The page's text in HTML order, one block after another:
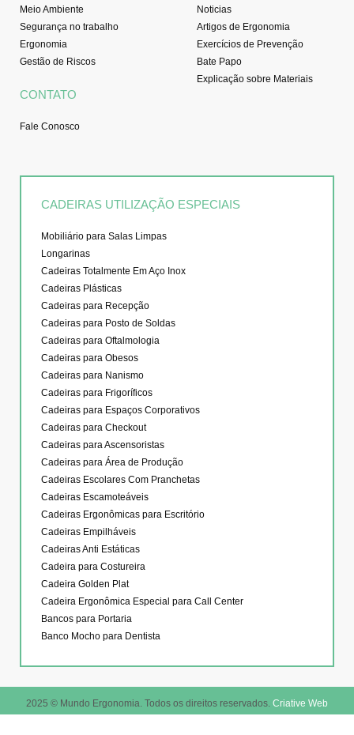
Meio Ambiente
Segurança no trabalho
Ergonomia
Gestão de Riscos
CONTATO
Fale Conosco
Noticias
Artigos de Ergonomia
Exercícios de Prevenção
Bate Papo
Explicação sobre Materiais
CADEIRAS UTILIZAÇÃO ESPECIAIS
Mobiliário para Salas Limpas
Longarinas
Cadeiras Totalmente Em Aço Inox
Cadeiras Plásticas
Cadeiras para Recepção
Cadeiras para Posto de Soldas
Cadeiras para Oftalmologia
Cadeiras para Obesos
Cadeiras para Nanismo
Cadeiras para Frigoríficos
Cadeiras para Espaços Corporativos
Cadeiras para Checkout
Cadeiras para Ascensoristas
Cadeiras para Área de Produção
Cadeiras Escolares Com Pranchetas
Cadeiras Escamoteáveis
Cadeiras Ergonômicas para Escritório
Cadeiras Empilháveis
Cadeiras Anti Estáticas
Cadeira para Costureira
Cadeira Golden Plat
Cadeira Ergonômica Especial para Call Center
Bancos para Portaria
Banco Mocho para Dentista
2025 © Mundo Ergonomia. Todos os direitos reservados. Criative Web